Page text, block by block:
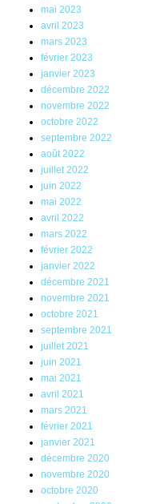
mai 2023
avril 2023
mars 2023
février 2023
janvier 2023
décembre 2022
novembre 2022
octobre 2022
septembre 2022
août 2022
juillet 2022
juin 2022
mai 2022
avril 2022
mars 2022
février 2022
janvier 2022
décembre 2021
novembre 2021
octobre 2021
septembre 2021
juillet 2021
juin 2021
mai 2021
avril 2021
mars 2021
février 2021
janvier 2021
décembre 2020
novembre 2020
octobre 2020